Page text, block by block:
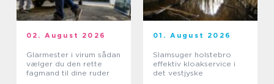
02. August 2026
Glarmester i virum sådan
vælger du den rette
fagmand til dine ruder
01. August 2026
Slamsuger holstebro
effektiv kloakservice i
det vestjyske